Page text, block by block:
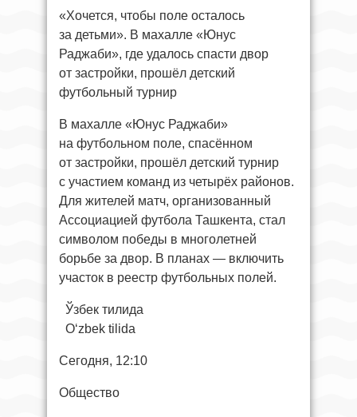
«Хочется, чтобы поле осталось
за детьми». В махалле «Юнус
Раджаби», где удалось спасти двор
от застройки, прошёл детский
футбольный турнир
В махалле «Юнус Раджаби»
на футбольном поле, спасённом
от застройки, прошёл детский турнир
с участием команд из четырёх районов.
Для жителей матч, организованный
Ассоциацией футбола Ташкента, стал
символом победы в многолетней
борьбе за двор. В планах — включить
участок в реестр футбольных полей.
Ўзбек тилида
O‘zbek tilida
Сегодня, 12:10
Общество